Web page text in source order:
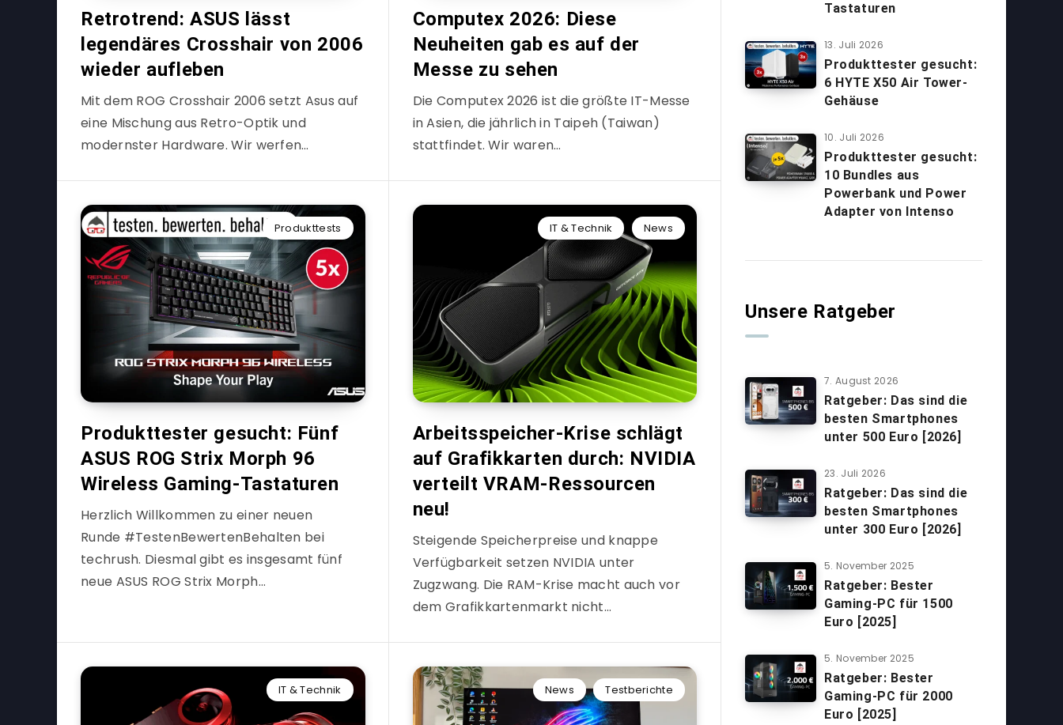
Retrotrend: ASUS lässt
legendäres Crosshair von 2006
wieder aufleben
Mit dem ROG Crosshair 2006 setzt Asus auf
eine Mischung aus Retro-Optik und
modernster Hardware. Wir werfen…
Computex 2026: Diese
Neuheiten gab es auf der
Messe zu sehen
Die Computex 2026 ist die größte IT-Messe
in Asien, die jährlich in Taipeh (Taiwan)
stattfindet. Wir waren…
Produkttests
Produkttester gesucht: Fünf
ASUS ROG Strix Morph 96
Wireless Gaming-Tastaturen
Herzlich Willkommen zu einer neuen
Runde #TestenBewertenBehalten bei
techrush. Diesmal gibt es insgesamt fünf
neue ASUS ROG Strix Morph…
IT & Technik News
Arbeitsspeicher-Krise schlägt
auf Grafikkarten durch: NVIDIA
verteilt VRAM-Ressourcen
neu!
Steigende Speicherpreise und knappe
Verfügbarkeit setzen NVIDIA unter
Zugzwang. Die RAM-Krise macht auch vor
dem Grafikkartenmarkt nicht…
IT & Technik News Testberichte
Tastaturen
13. Juli 2026
Produkttester gesucht:
6 HYTE X50 Air Tower-
Gehäuse
10. Juli 2026
Produkttester gesucht:
10 Bundles aus
Powerbank und Power
Adapter von Intenso
Unsere Ratgeber
7. August 2026
Ratgeber: Das sind die
besten Smartphones
unter 500 Euro [2026]
23. Juli 2026
Ratgeber: Das sind die
besten Smartphones
unter 300 Euro [2026]
5. November 2025
Ratgeber: Bester
Gaming-PC für 1500
Euro [2025]
5. November 2025
Ratgeber: Bester
Gaming-PC für 2000
Euro [2025]